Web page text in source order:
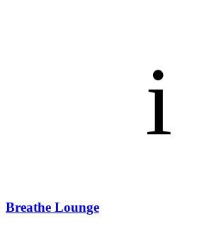
i
Breathe Lounge